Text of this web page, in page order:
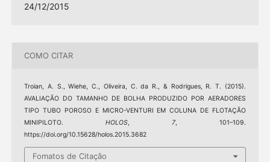
24/12/2015
COMO CITAR
Troian, A. S., Wiehe, C., Oliveira, C. da R., & Rodrigues, R. T. (2015).
AVALIAÇÃO DO TAMANHO DE BOLHA PRODUZIDO POR AERADORES
TIPO TUBO POROSO E MICRO-VENTURI EM COLUNA DE FLOTAÇÃO
MINIPILOTO. HOLOS,7, 101–109.
https://doi.org/10.15628/holos.2015.3682
Fomatos de Citação